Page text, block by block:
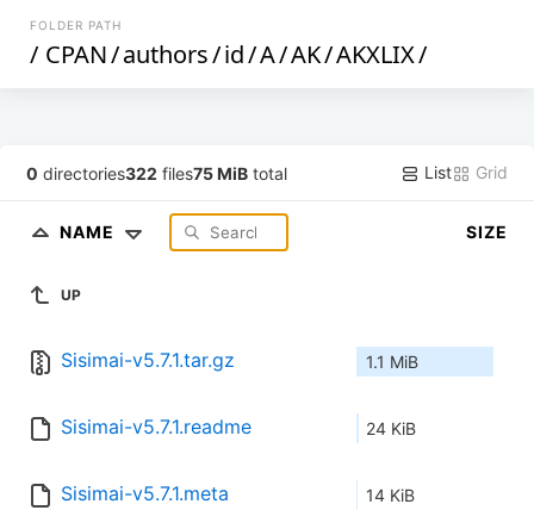
FOLDER PATH
/ CPAN/authors/id/A/AK/AKXLIX/
0 directories322 files75 MiB total List Grid
NAME SIZE
UP
Sisimai-v5.7.1.tar.gz 1.1 MiB
Sisimai-v5.7.1.readme 24 KiB
Sisimai-v5.7.1.meta 14 KiB